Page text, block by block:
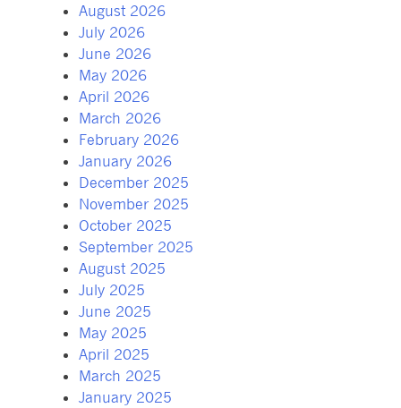
August 2026
July 2026
June 2026
May 2026
April 2026
March 2026
February 2026
January 2026
December 2025
November 2025
October 2025
September 2025
August 2025
July 2025
June 2025
May 2025
April 2025
March 2025
January 2025